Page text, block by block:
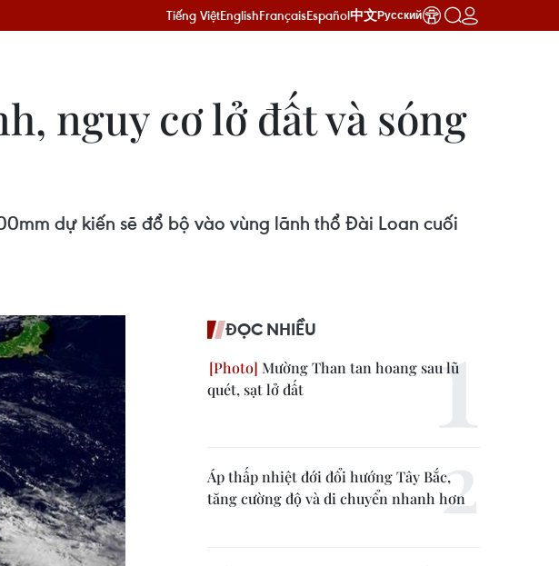
Tiếng ViệtEnglishFrançaisEspañol中文Русский
nguy cơ lở đất và sóng
dự kiến sẽ đổ bộ vào vùng lãnh thổ Đài Loan cuối
ĐỌC NHIỀU
Mường Than tan hoang sau lũ
quét, sạt lở đất
Áp thấp nhiệt đới đổi hướng Tây Bắc,
tăng cường độ và di chuyển nhanh hơn